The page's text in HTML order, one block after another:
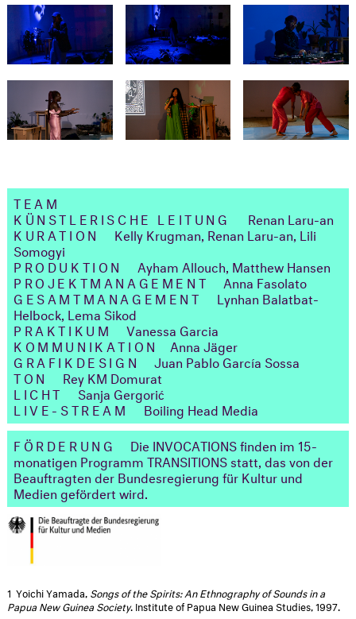
TEAM
KÜNSTLERISCHE LEITUNG
Renan Laru-an
KURATION
Kelly Krugman, Renan Laru-an, Lili
Somogyi
PRODUKTION
Ayham Allouch, Matthew Hansen
PROJEKTMANAGEMENT
Anna Fasolato
GESAMTMANAGEMENT
Lynhan Balatbat-
Helbock, Lema Sikod
PRAKTIKUM
Vanessa Garcia
KOMMUNIKATION
Anna Jäger
GRAFIKDESIGN
Juan Pablo García Sossa
TON
Rey KM Domurat
LICHT
Sanja Gergorić
LIVE-STREAM
Boiling Head Media
FÖRDERUNG
Die INVOCATIONS finden im 15-
monatigen Programm TRANSITIONS statt, das von der
Beauftragten der Bundesregierung für Kultur und
Medien gefördert wird.
1 Yoichi Yamada, Songs of the Spirits: An Ethnography of Sounds in a
Papua New Guinea Society. Institute of Papua New Guinea Studies, 1997.